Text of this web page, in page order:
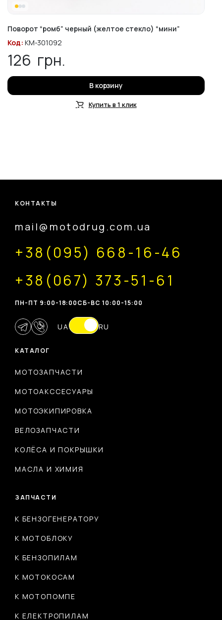
Поворот “ромб” черный (желтое стекло) “мини”
Код: KM-301092
126 грн.
В корзину
Купить в 1 клик
КАТАЛОГ
МОТОЗАПЧАСТИ
МОТОАКССЕСУАРЫ
МОТОЭКИПИРОВКА
ВЕЛОЗАПЧАСТИ
КОЛЁСА И ПОКРЫШКИ
МАСЛА И ХИМИЯ
ЗАПЧАСТИ
К БЕНЗОГЕНЕРАТОРУ
К МОТОБЛОКУ
К БЕНЗОПИЛАМ
К МОТОКОСАМ
К МОТОПОМПЕ
К ЕЛЕКТРОПИЛАМ
КОНТАКТЫ
mail@motodrug.com.ua
+38(095) 668-16-46
+38(067) 373-51-61
ПН-ПТ 9:00-18:00CБ-ВС 10:00-15:00
UA RU